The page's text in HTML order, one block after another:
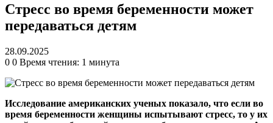
Стресс во время беременности может
передаваться детям
28.09.2025
0 0 Время чтения: 1 минута
Исследование американских ученых показало, что если во
время беременности женщины испытывают стресс, то у их